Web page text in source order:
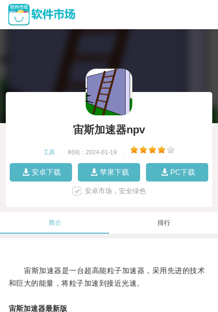
宙斯加速器npv
工具 时间：2024-01-19
安卓下载 苹果下载 PC下载
安卓市场，安全绿色
简介 排行
宙斯加速器是一台超高能粒子加速器，采用先进的技术
和巨大的能量，将粒子加速到接近光速。
宙斯加速器最新版